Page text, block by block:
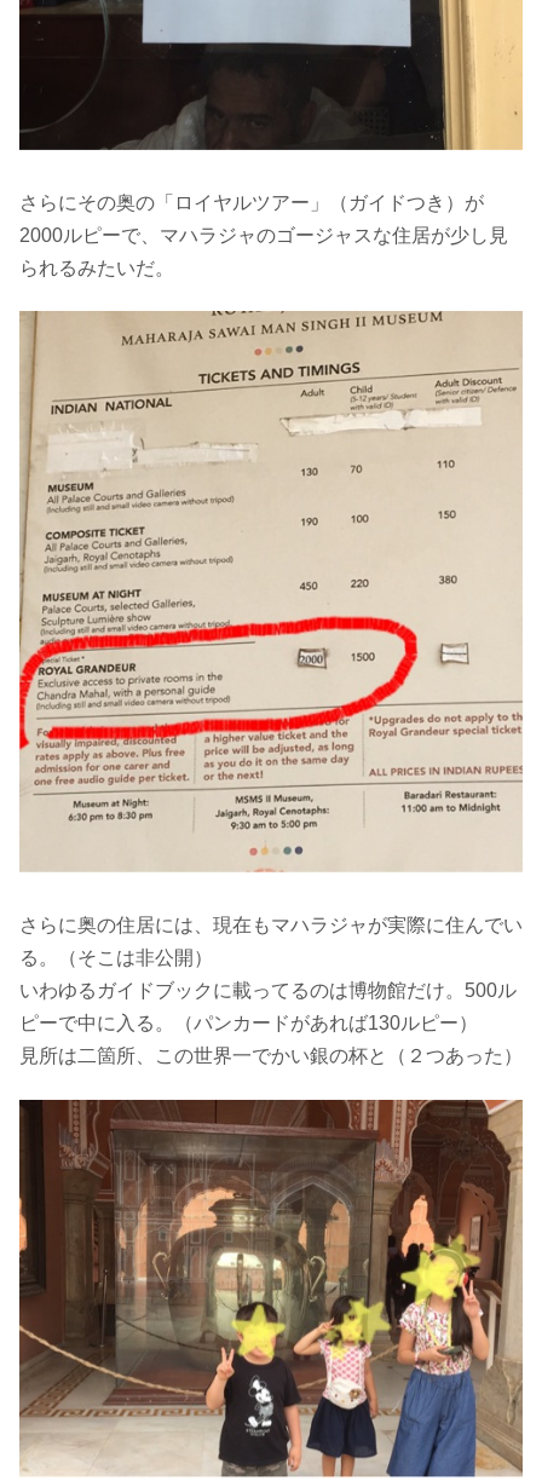
さらにその奥の「ロイヤルツアー」（ガイドつき）が
2000ルピーで、マハラジャのゴージャスな住居が少し見
られるみたいだ。
さらに奥の住居には、現在もマハラジャが実際に住んでい
る。（そこは非公開）
いわゆるガイドブックに載ってるのは博物館だけ。500ル
ピーで中に入る。（パンカードがあれば130ルピー）
見所は二箇所、この世界一でかい銀の杯と（２つあった）